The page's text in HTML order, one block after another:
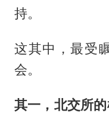
持。
这其中，最受
会。
其一，北交所